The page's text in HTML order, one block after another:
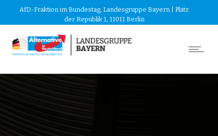
AfD-Fraktion im Bundestag, Landesgruppe Bayern | Platz
der Republik 1, 11011 Berlin